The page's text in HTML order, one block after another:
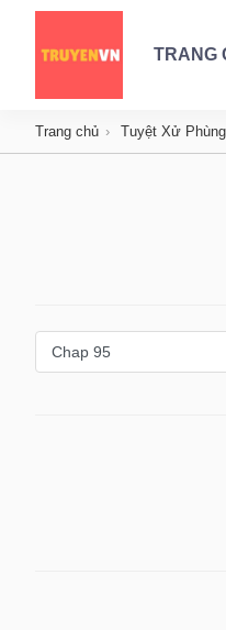
TRANG
Trang chủ Tuyệt Xử